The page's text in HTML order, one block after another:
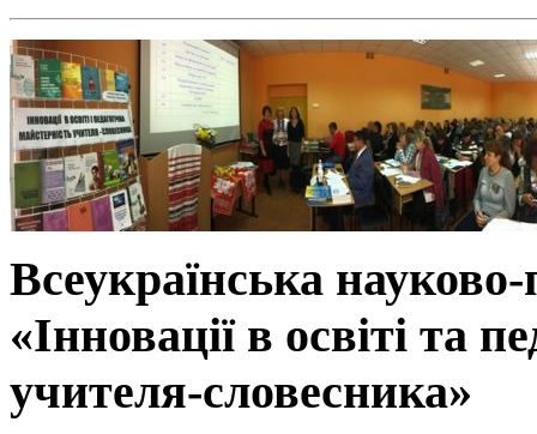
Всеукраїнська
«Інновації в освіті та
учителя-словесника»